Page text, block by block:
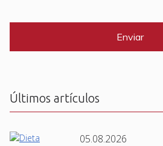
C
Últimos artículos
05.08.2026